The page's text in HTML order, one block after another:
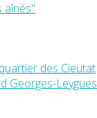
aînés"
des Cieutat
Georges-Leygues